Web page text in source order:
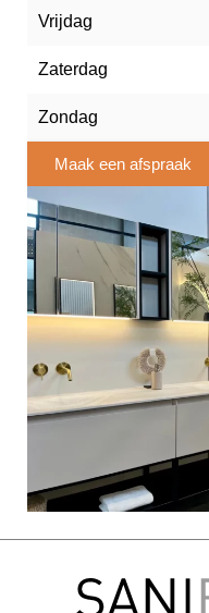
Vrijdag
Zaterdag
Zondag
Maak een afspraak